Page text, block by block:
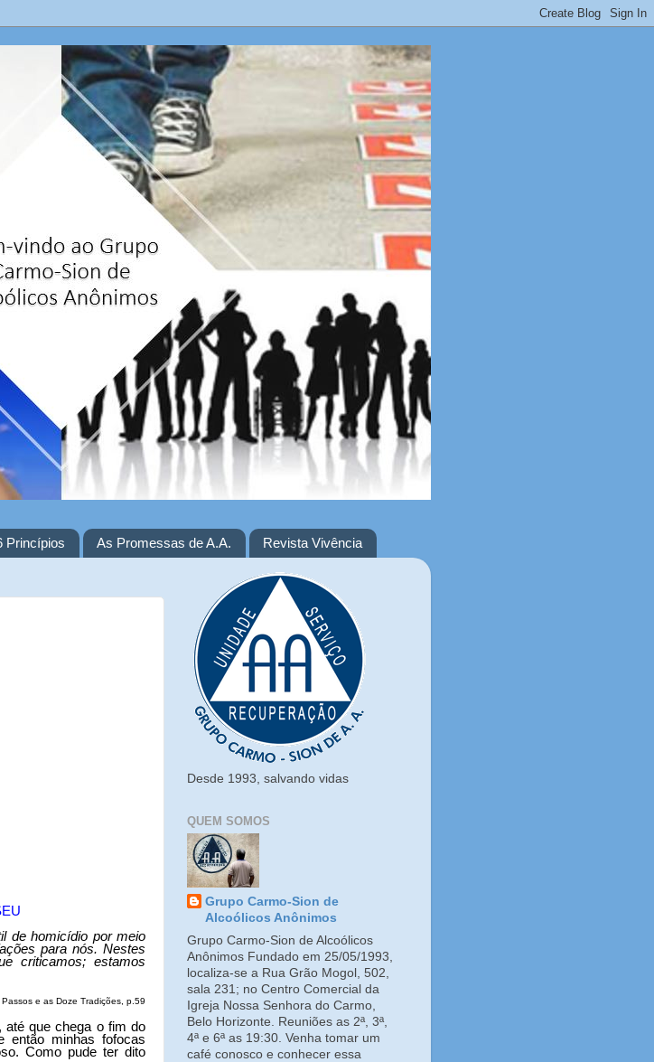
Princípios As Promessas de A.A. Revista Vivência
de homicídio por meio
para nós. Nestes
criticamos; estamos
e as Doze Tradições, p.59
até que chega o fim do
então minhas fofocas
Como pude ter dito
Desde 1993, salvando vidas
QUEM SOMOS
Grupo Carmo-Sion de
Alcoólicos Anônimos
Grupo Carmo-Sion de Alcoólicos
Anônimos Fundado em 25/05/1993,
localiza-se a Rua Grão Mogol, 502,
sala 231; no Centro Comercial da
Igreja Nossa Senhora do Carmo,
Belo Horizonte. Reuniões as 2ª, 3ª,
4ª e 6ª as 19:30. Venha tomar um
café conosco e conhecer essa